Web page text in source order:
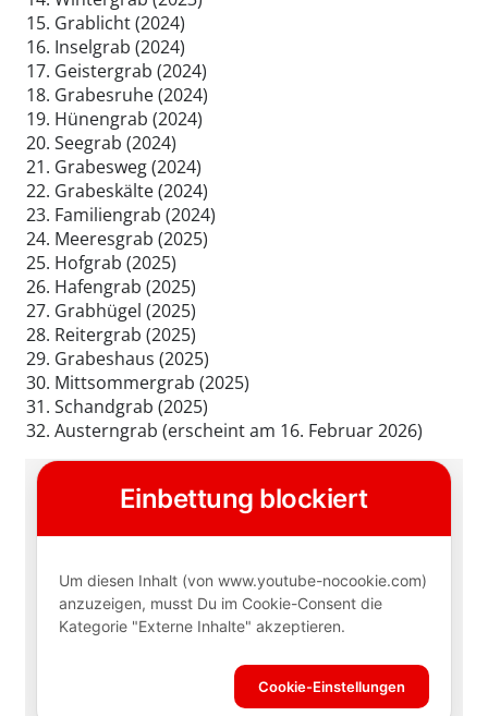
Grablicht (2024)
Inselgrab (2024)
Geistergrab (2024)
Grabesruhe (2024)
Hünengrab (2024)
Seegrab (2024)
Grabesweg (2024)
Grabeskälte (2024)
Familiengrab (2024)
Meeresgrab (2025)
Hofgrab (2025)
Hafengrab (2025)
Grabhügel (2025)
Reitergrab (2025)
Grabeshaus (2025)
Mittsommergrab (2025)
Schandgrab (2025)
Austerngrab (erscheint am 16. Februar 2026)